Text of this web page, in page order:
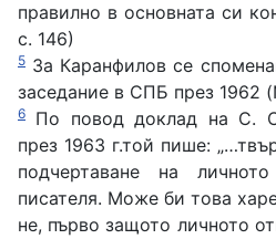
правилно в основната си
с. 146)
5 За Каранфилов се
заседание в СПБ през 1962
6
По повод доклад на С.
през 1963 г.той пише:
подчертаване на
писателя. Може би това
не, първо защото личното